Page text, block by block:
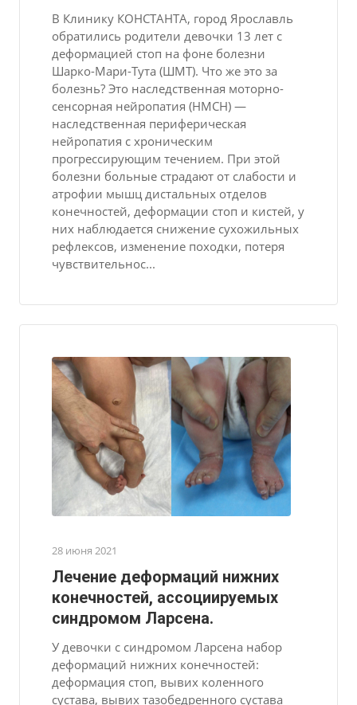
В Клинику КОНСТАНТА, город Ярославль
обратились родители девочки 13 лет с
деформацией стоп на фоне болезни
Шарко-Мари-Тута (ШМТ). Что же это за
болезнь? Это наследственная моторно-
сенсорная нейропатия (НМСН) —
наследственная периферическая
нейропатия с хроническим
прогрессирующим течением. При этой
болезни больные страдают от слабости и
атрофии мышц дистальных отделов
конечностей, деформации стоп и кистей, у
них наблюдается снижение сухожильных
рефлексов, изменение походки, потеря
чувствительнос...
28 июня 2021
Лечение деформаций нижних
конечностей, ассоциируемых
синдромом Ларсена.
У девочки с синдромом Ларсена набор
деформаций нижних конечностей:
деформация стоп, вывих коленного
сустава, вывих тазобедренного сустава